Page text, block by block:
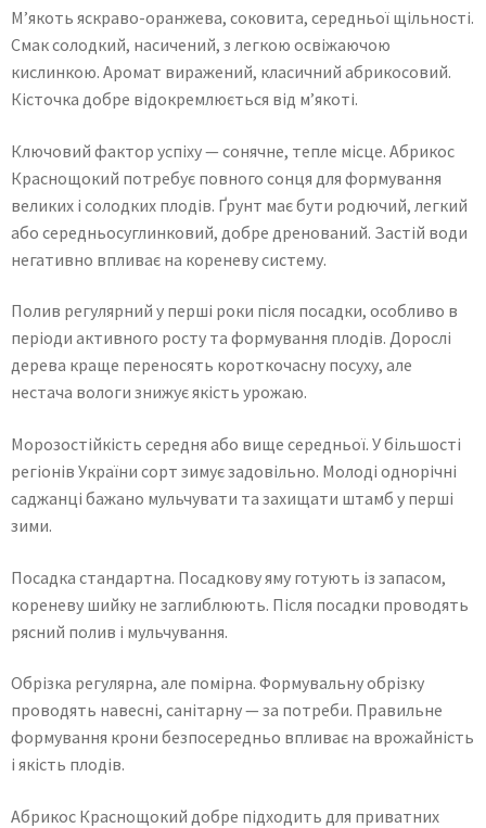
М’якоть яскраво-оранжева, соковита, середньої щільності.
Смак солодкий, насичений, з легкою освіжаючою
кислинкою. Аромат виражений, класичний абрикосовий.
Кісточка добре відокремлюється від м’якоті.
Ключовий фактор успіху — сонячне, тепле місце. Абрикос
Краснощокий потребує повного сонця для формування
великих і солодких плодів. Ґрунт має бути родючий, легкий
або середньосуглинковий, добре дренований. Застій води
негативно впливає на кореневу систему.
Полив регулярний у перші роки після посадки, особливо в
періоди активного росту та формування плодів. Дорослі
дерева краще переносять короткочасну посуху, але
нестача вологи знижує якість урожаю.
Морозостійкість середня або вище середньої. У більшості
регіонів України сорт зимує задовільно. Молоді однорічні
саджанці бажано мульчувати та захищати штамб у перші
зими.
Посадка стандартна. Посадкову яму готують із запасом,
кореневу шийку не заглиблюють. Після посадки проводять
рясний полив і мульчування.
Обрізка регулярна, але помірна. Формувальну обрізку
проводять навесні, санітарну — за потреби. Правильне
формування крони безпосередньо впливає на врожайність
і якість плодів.
Абрикос Краснощокий добре підходить для приватних